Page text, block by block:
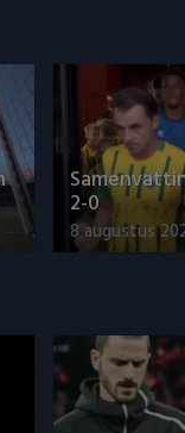
2-0
8 augustus